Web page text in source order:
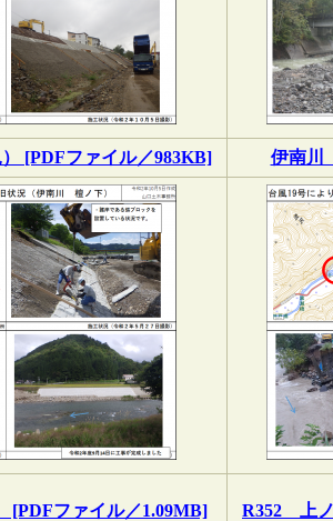
[PDFファイル／983KB] 伊南川
ファイル／1.09MB] R352 上ノ